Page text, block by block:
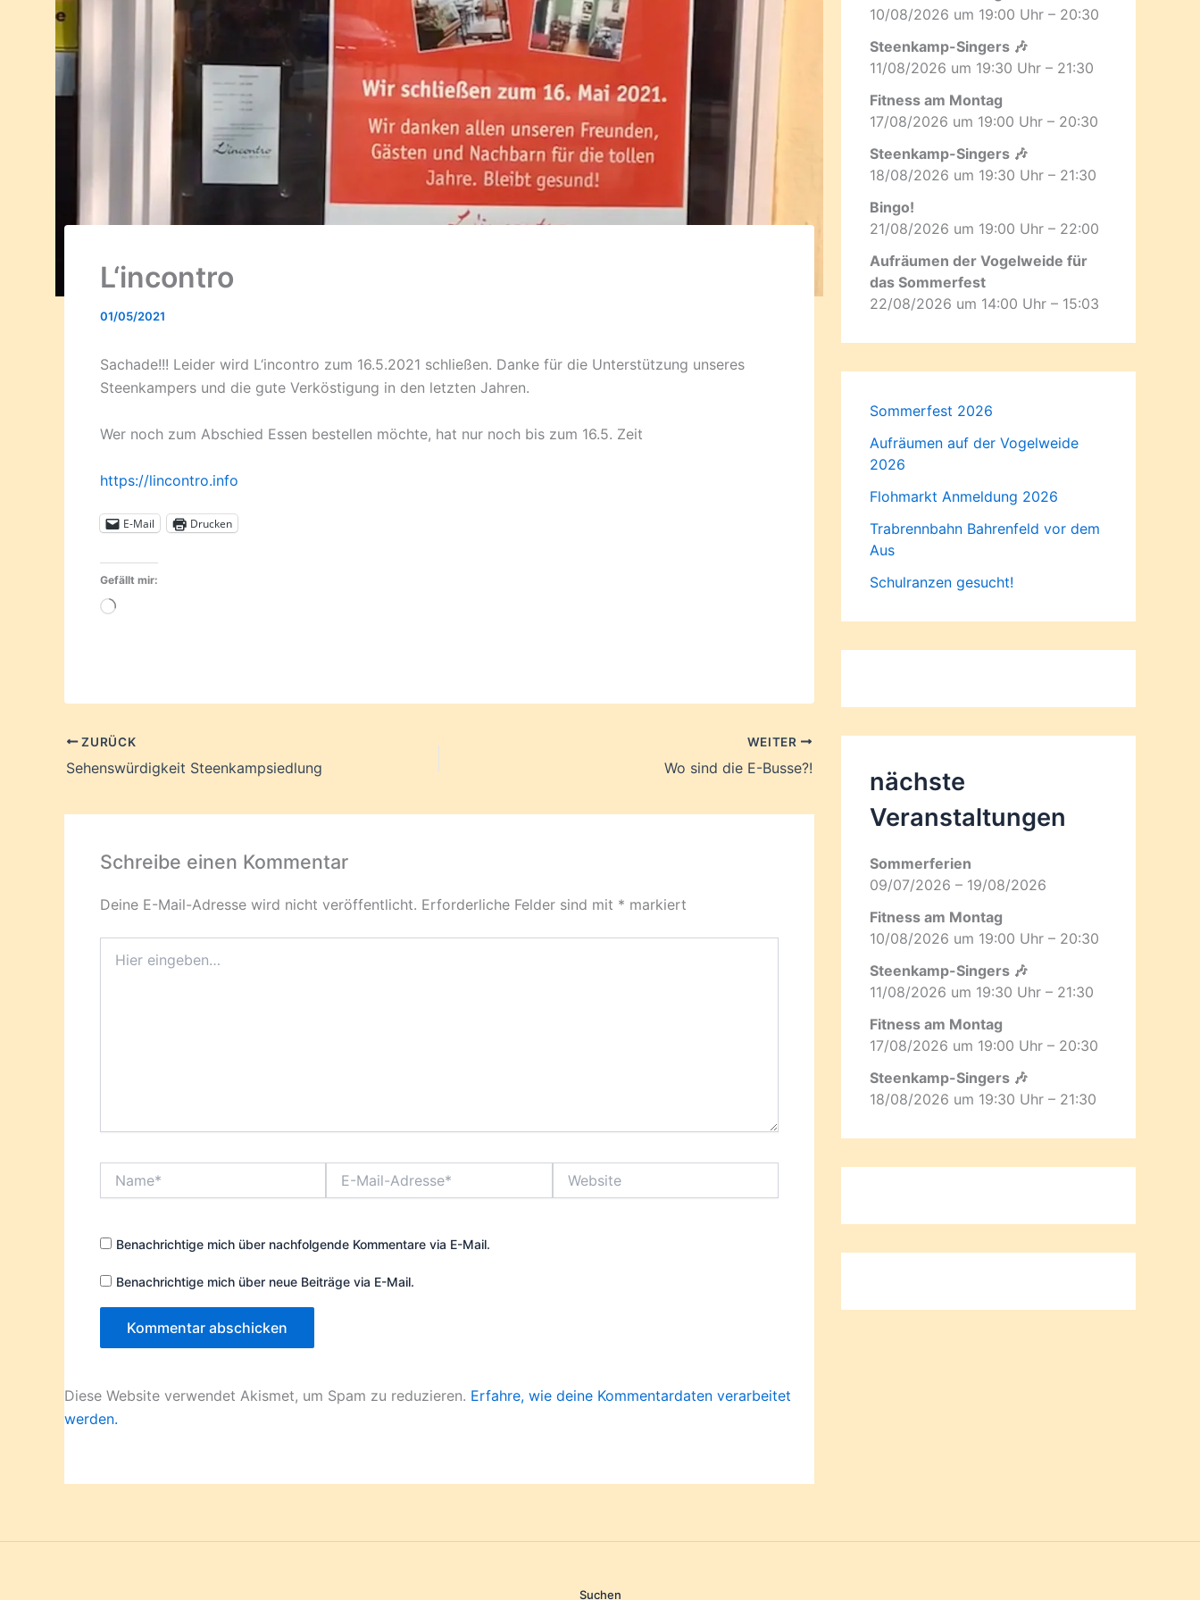
L‘incontro
01/05/2021
Sachade!!! Leider wird L‘incontro zum 16.5.2021 schließen. Danke für die Unterstützung unseres
Steenkampers und die gute Verköstigung in den letzten Jahren.
Wer noch zum Abschied Essen bestellen möchte, hat nur noch bis zum 16.5. Zeit
https://lincontro.info
E-Mail Drucken
Gefällt mir:
Wird
ZURÜCK
Sehenswürdigkeit Steenkampsiedlung
WEITER
Wo sind die E-Busse?!
Schreibe einen Kommentar
Deine E-Mail-Adresse wird nicht veröffentlicht. Erforderliche Felder sind mit * markiert
eingeben…
Mail-
Benachrichtige mich über nachfolgende Kommentare via E-Mail.
Benachrichtige mich über neue Beiträge via E-Mail.
Diese Website verwendet Akismet, um Spam zu reduzieren. Erfahre, wie deine Kommentardaten verarbeitet
werden.
10/08/2026 um 19:00 Uhr – 20:30
Steenkamp-Singers 🎶
11/08/2026 um 19:30 Uhr – 21:30
Fitness am Montag
17/08/2026 um 19:00 Uhr – 20:30
Steenkamp-Singers 🎶
18/08/2026 um 19:30 Uhr – 21:30
Bingo!
21/08/2026 um 19:00 Uhr – 22:00
Aufräumen der Vogelweide für
das Sommerfest
22/08/2026 um 14:00 Uhr – 15:03
Sommerfest 2026
Aufräumen auf der Vogelweide
2026
Flohmarkt Anmeldung 2026
Trabrennbahn Bahrenfeld vor dem
Aus
Schulranzen gesucht!
nächste
Veranstaltungen
Sommerferien
09/07/2026 – 19/08/2026
Fitness am Montag
10/08/2026 um 19:00 Uhr – 20:30
Steenkamp-Singers 🎶
11/08/2026 um 19:30 Uhr – 21:30
Fitness am Montag
17/08/2026 um 19:00 Uhr – 20:30
Steenkamp-Singers 🎶
18/08/2026 um 19:30 Uhr – 21:30
Suchen